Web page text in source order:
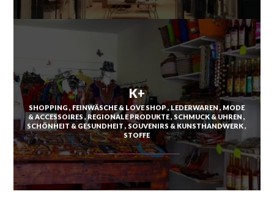
K+
SHOPPING FEINWÄSCHE & LOVE SHOP LEDERWAREN MODE
& ACCESSOIRES REGIONALE PRODUKTE SCHMUCK & UHREN
SCHÖNHEIT & GESUNDHEIT SOUVENIRS & KUNSTHANDWERK
STOFFE